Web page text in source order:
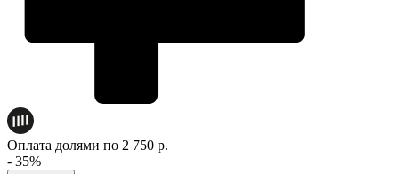
Оплата долями по 2 750 р.
- 35%